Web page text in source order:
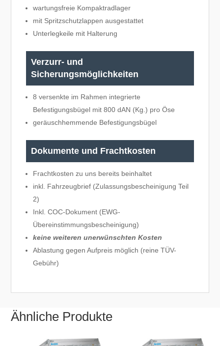
wartungsfreie Kompaktradlager
mit Spritzschutzlappen ausgestattet
Unterlegkeile mit Halterung
Verzurr- und
Sicherungsmöglichkeiten
8 versenkte im Rahmen integrierte
Befestigungsbügel mit 800 dAN (Kg.) pro Öse
geräuschhemmende Befestigungsbügel
Dokumente und Frachtkosten
Frachtkosten zu uns bereits beinhaltet
inkl. Fahrzeugbrief (Zulassungsbescheinigung Teil
2)
Inkl. COC-Dokument (EWG-
Übereinstimmungsbescheinigung)
keine weiteren unerwünschten Kosten
Ablastung gegen Aufpreis möglich (reine TÜV-
Gebühr)
Ähnliche Produkte